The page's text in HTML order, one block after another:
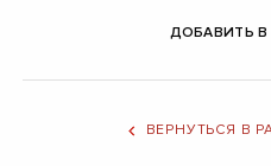
ДОБАВИТЬ
ВЕРНУТЬСЯ В